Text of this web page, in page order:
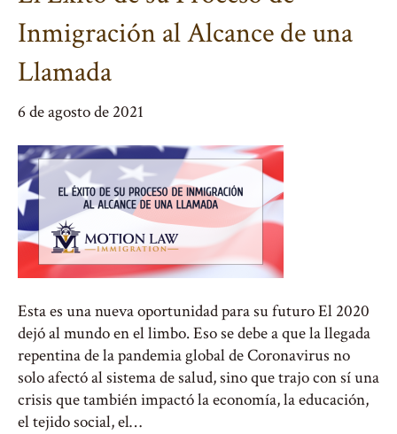
Inmigración al Alcance de una
Llamada
6 de agosto de 2021
Esta es una nueva oportunidad para su futuro El 2020
dejó al mundo en el limbo. Eso se debe a que la llegada
repentina de la pandemia global de Coronavirus no
solo afectó al sistema de salud, sino que trajo con sí una
crisis que también impactó la economía, la educación,
el tejido social, el…